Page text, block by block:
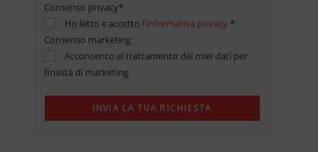
Consenso privacy*
Ho letto e accetto l'informativa privacy *
Consenso marketing
Acconsento al trattamento dei miei dati per
finalità di marketing